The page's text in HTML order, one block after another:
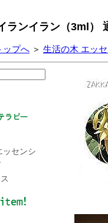
ランイラン（3ml）
ップへ ＞ 生活の木 エッ
ッセンシ